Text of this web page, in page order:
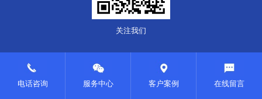
关注我们
电话咨询 服务中心 客户案例 在线留言